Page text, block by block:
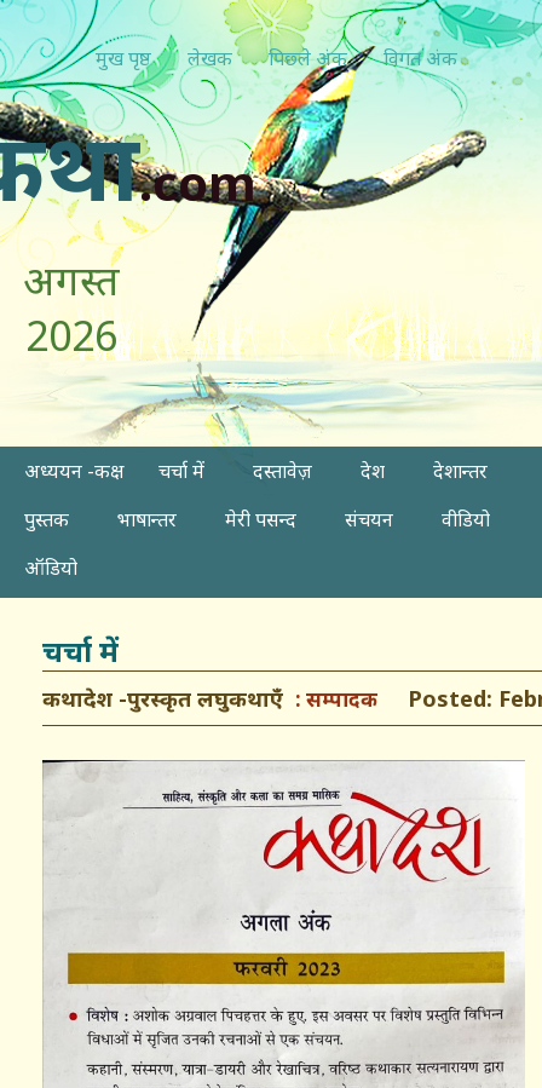
मुख पृष्ठ लेखक पिछ्ले अंक विगत अंक
.com
अगस्त
2026
अध्ययन -कक्ष चर्चा में दस्तावेज़ देश
देशान्तर
पुस्तक
भाषान्तर मेरी पसन्द संचयन
वीडियो
ऑडियो
चर्चा में
कथादेश -पुरस्कृत लघुकथाएँ सम्पादक Posted: